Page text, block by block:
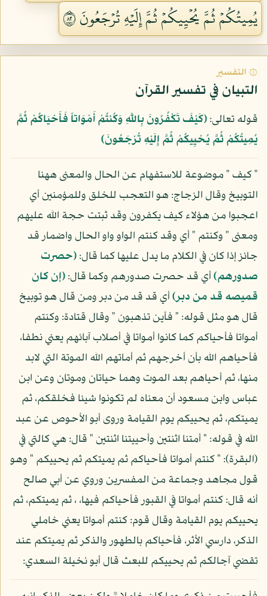
يُمِيتُكُمۡ ثُمَّ يُحۡيِيكُمۡ ثُمَّ إِلَيۡهِ تُرۡجَعُونَ ٢٨
۞ التفسير
التبيان في تفسير القرآن
قوله تعالى:﴿كَيْفَ تَكْفُرُونَ بِاللَّهِ وَكُنتُمْ أَمْوَاتاً فَأَحْيَاكُمْ ثُمَّ
يُمِيتُكُمْ ثُمَّ يُحْيِيكُمْ ثُمَّ إِلَيْهِ تُرْجَعُونَ﴾
" كيف " موضوعة للاستفهام عن الحال والمعنى ههنا
التوبيخ وقال الزجاج: هو التعجب للخلق وللمؤمنين أي
اعجبوا من هؤلاء كيف يكفرون وقد ثبتت حجة الله عليهم
ومعنى " وكنتم " أي وقد كنتم الواو واو الحال واضمار قد
جائز إذا كان في الكلام ما يدل عليها كما قال:(حصرت
صدورهم)أي قد حصرت صدورهم وكما قال:(إن كان
قميصه قد من دبر)أي قد قد من دبر ومن قال هو توبيخ
قال هو مثل قوله: " فأين تذهبون " وقال قتادة: وكنتم
أمواتا فأحياكم كما كانوا أمواتا في أصلاب آبائهم يعني نطفا،
فأحياهم الله بأن أخرجهم ثم أماتهم الله الموتة التي لابد
منها، ثم أحياهم بعد الموت وهما حياتان وموتان وعن ابن
عباس وابن مسعود أن معناه لم تكونوا شيئا فخلقكم، ثم
يميتكم، ثم يحييكم يوم القيامة وروى أبو الأحوص عن عبد
الله في قوله: " أمتنا اثنتين وأحييتنا اثنتين " قال: هي كالتي في
(البقرة): " كنتم أمواتا فأحياكم ثم يميتكم ثم يحييكم " وهو
قول مجاهد وجماعة من المفسرين وروي عن أبي صالح
أنه قال: كنتم أمواتا في القبور فأحياكم فيها، ، ثم يميتكم، ثم
يحييكم يوم القيامة وقال قوم: كنتم أمواتا يعني خاملي
الذكر، دارسي الأثر، فأحياكم بالطهور والذكر ثم يميتكم عند
تقضي آجالكم ثم يحييكم للبعث قال أبو نخيلة السعدي: